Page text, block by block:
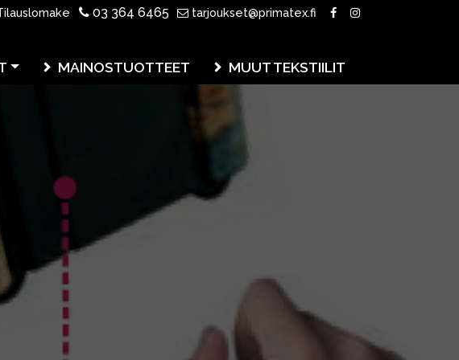
03 364 6465 tarjoukset@primatex.fi
MAINOSTUOTTEET MUUT TEKSTIILIT